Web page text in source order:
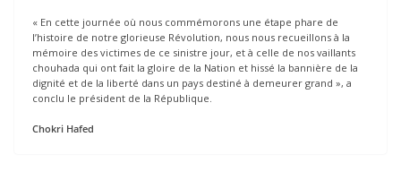
« En cette journée où nous commémorons une étape phare de
l’histoire de notre glorieuse Révolution, nous nous recueillons à la
mémoire des victimes de ce sinistre jour, et à celle de nos vaillants
chouhada qui ont fait la gloire de la Nation et hissé la bannière de la
dignité et de la liberté dans un pays destiné à demeurer grand », a
conclu le président de la République.
Chokri Hafed